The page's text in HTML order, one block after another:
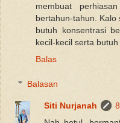
membuat
bertahun-tahun. Kalo
butuh konsentrasi
kecil-kecil serta butuh
Balas
Balasan
Siti Nurjanah